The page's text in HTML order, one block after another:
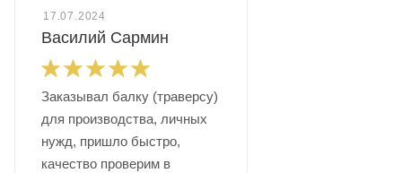
17.07.2024
Василий Сармин
Заказывал балку (траверсу)
для производства, личных
нужд, пришло быстро,
качество проверим в